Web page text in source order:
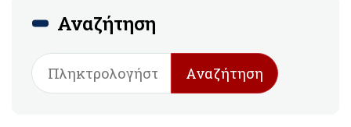
Αναζήτηση
Αναζήτηση